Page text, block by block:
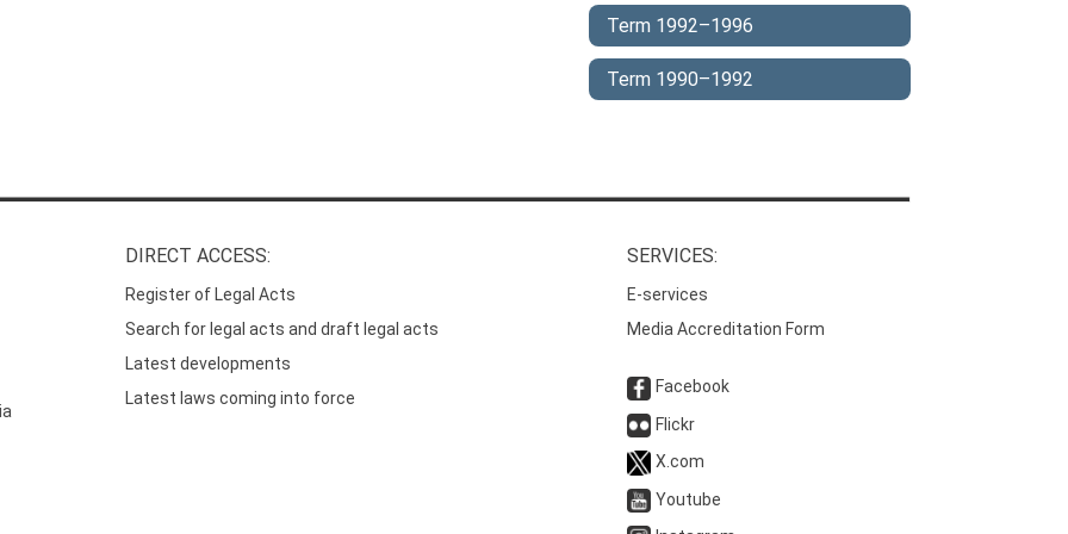
Term 1992–1996
Term 1990–1992
DIRECT ACCESS:
Register of Legal Acts
Search for legal acts and draft legal acts
Latest developments
Latest laws coming into force
SERVICES:
E-services
Media Accreditation Form
Facebook
Flickr
X.com
Youtube